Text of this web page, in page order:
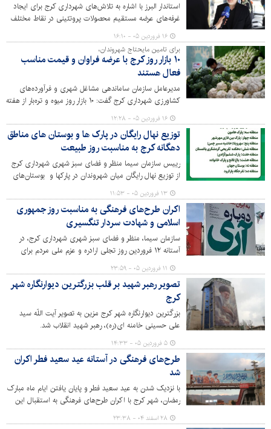
استاندار البرز با اشاره به تلاش‌های شهرداری کرج برای ایجاد
غرفه‌های عرضه مستقیم محصولات پروتئینی در نقاط مختلف
شهر، گفت: هدف ما این است که اقلام مورد نیاز شهروندان را
در مکان‌های مناسب و با کیفیت بهتر و قیمت مناسب‌تر در
اختیار آنان قرار دهیم.
۱۶ فروردین ۰۵ - ۱۶:۱۰
برای تامین مایحتاج شهروندان،
۱۰ بازار روز کرج با عرضه فراوان و قیمت مناسب
فعال هستند
مدیرعامل سازمان ساماندهی مشاغل شهری و فرآورده‌های
کشاورزی شهرداری کرج گفت: ۱۰ بازار روز میوه و تره‌بار از هفته
کمبودی در عرضه اقلام اساسی مشاهده نشده است.
۱۶ فروردین ۰۵ - ۱۲:۲۸
توزیع نهال رایگان در پارک ها و بوستان های مناطق
دهگانه کرج به مناسبت روز طبیعت
رییس سازمان سیما منظر و فضای سبز شهری شهرداری کرج
از توزیع نهال رایگان میان شهروندان در پارکها و بوستان‌های
منتخب مناطق دهگانه شهر کرج همزمان با روز طبیعت خبر داد
و گفت: این اقدام در راستای لبیک به فرمایش مقام معظم
رهبری مبنی بر توسعه درختکاری و با هدف ترویج فرهنگ
حفظ محیط زیست اجرایی می‌شود.
۱۳ فروردین ۰۵ - ۱۱:۵۳
اکران طرح‌های فرهنگی به مناسبت روز جمهوری
اسلامی و شهادت سردار تنگسیری
سازمان سیما، منظر و فضای سبز شهری شهرداری کرج، در
آستانه ١٢ فروردین روز تجلی ارادره و عزم ملی مردم برای
برپایی حکومت اسلامی اقدام به اکران طرح‌های فرهنگی با این
مضمون در سطح شهر کرده است. همچنین این سازمان
طرح‌هایی از شهید سردار تنگسیری، فرمانده نیروی دریایی
سپاه پاسداران را در شهر اکران کرده است.
۱۱ فروردین ۰۵ - ۲۳:۵۹
تصویر رهبر شهید بر قلب بزرگترین دیوارنگاره شهر
کرج
بزرگترین دیوارنگاره شهر کرج مزین به تصویر آیت اللّه سید
علی حسینی خامنه ای(ره)، رهبر شهید انقلاب شد.
۵ فروردین ۰۵ - ۱۴:۳۳
طرح‌های فرهنگی در آستانه عید سعید فطر اکران
شد
با نزدیک شدن به عید سعید فطر و پایان یافتن ایام ماه مبارک
رمضان، شهر کرج با اکران طرح‌های فرهنگی به استقبال این
عید الهی رفته است.
۲۸ اسفند ۰۴ - ۲۳:۳۸